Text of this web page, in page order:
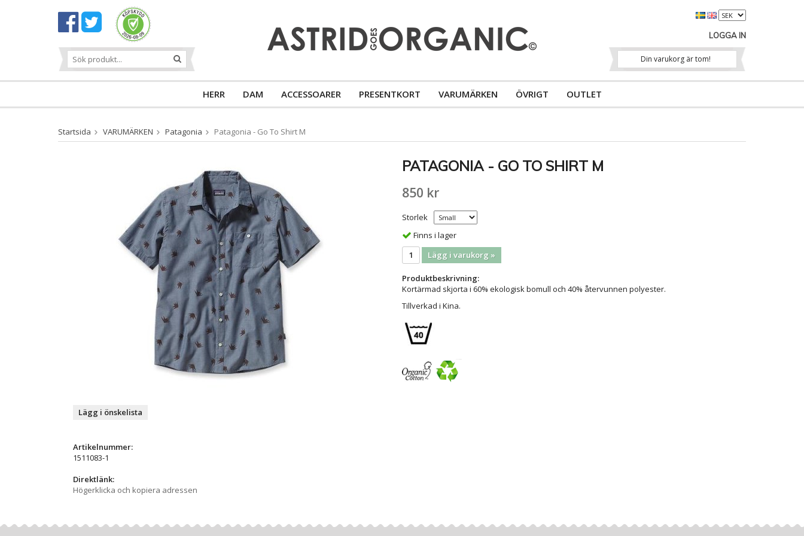
LOGGA IN
Din varukorg är tom!
HERR DAM ACCESSOARER PRESENTKORT VARUMÄRKEN ÖVRIGT OUTLET
Startsida VARUMÄRKEN Patagonia Patagonia - Go To Shirt M
PATAGONIA - GO TO SHIRT M
850 kr
Storlek
Finns i lager
Lägg i varukorg »
Produktbeskrivning:
Kortärmad skjorta i 60% ekologisk bomull och 40% återvunnen polyester.
Tillverkad i Kina.
Lägg i önskelista
Artikelnummer:
1511083-1
Direktlänk:
Högerklicka och kopiera adressen